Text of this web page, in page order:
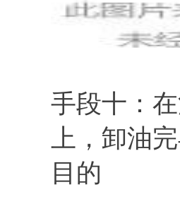
手段十：
上，卸油
目的